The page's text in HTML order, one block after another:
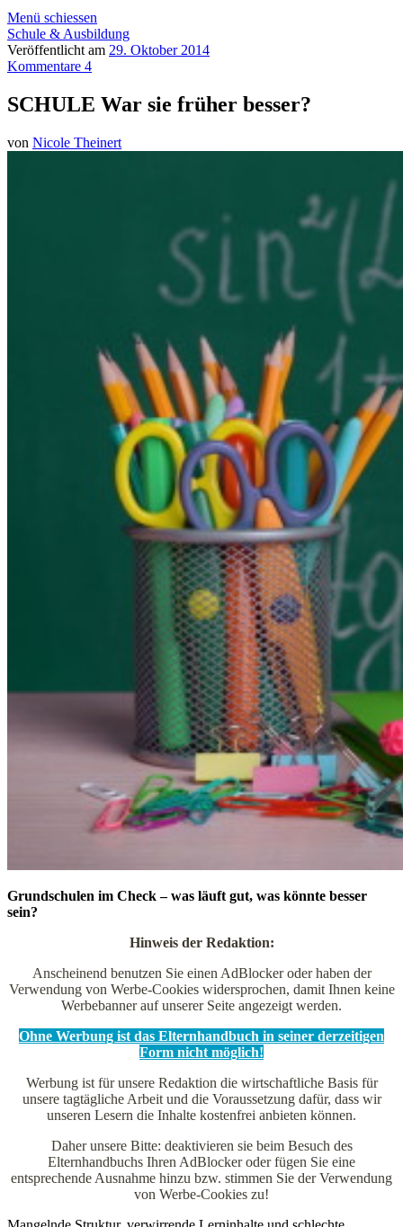
Menü schiessen
Schule & Ausbildung
Veröffentlicht am 29. Oktober 2014
Kommentare 4
SCHULE War sie früher besser?
von Nicole Theinert
Grundschulen im Check – was läuft gut, was könnte besser
sein?
Hinweis der Redaktion:
Anscheinend benutzen Sie einen AdBlocker oder haben der
Verwendung von Werbe-Cookies widersprochen, damit Ihnen keine
Werbebanner auf unserer Seite angezeigt werden.
Ohne Werbung ist das Elternhandbuch in seiner derzeitigen
Form nicht möglich!
Werbung ist für unsere Redaktion die wirtschaftliche Basis für
unsere tagtägliche Arbeit und die Voraussetzung dafür, dass wir
unseren Lesern die Inhalte kostenfrei anbieten können.
Daher unsere Bitte: deaktivieren sie beim Besuch des
Elternhandbuchs Ihren AdBlocker oder fügen Sie eine
entsprechende Ausnahme hinzu bzw. stimmen Sie der Verwendung
von Werbe-Cookies zu!